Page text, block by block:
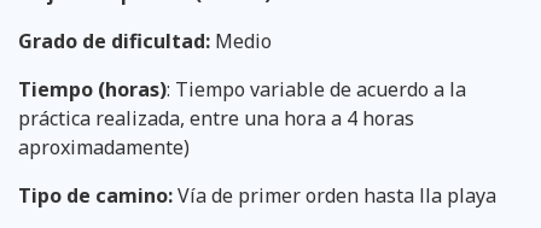
Grado de dificultad: Medio
Tiempo (horas): Tiempo variable de acuerdo a la
práctica realizada, entre una hora a 4 horas
aproximadamente)
Tipo de camino:Vía de primer orden hasta lla playa